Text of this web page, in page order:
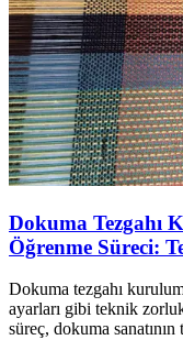
Dokuma Tezgahı
Öğrenme Süreci:
Dokuma tezgahı
ayarları gibi teknik
süreç, dokuma